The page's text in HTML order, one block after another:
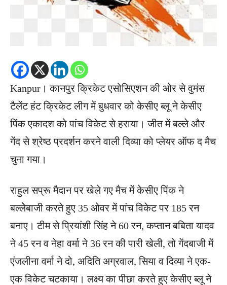
Kanpur। कानपुर क्रिकेट एसोसिएशन की ओर से वुमंस
टैलेंट हंट क्रिकेट लीग में बुधवार को केसीए ब्लू ने केसीए
पिंक एकादश को पांच विकेट से हराया। जीत में बल्ले और
गेंद से श्रेष्ठ प्रदर्शन करने वाली दिव्या को प्लेयर ऑफ द मैच
चुना गया।
राहुल सप्रू मैदान पर खेले गए मैच में केसीए पिंक ने
बल्लेेबाजी करते हुए 35 ओवर में पांच विकेट पर 185 रन
बनाए। टीम से प्रियांशी सिंह ने 60 रन, कप्तान बबिता यादव
ने 45 रन व नेहा वर्मा ने 36 रन की पारी खेली, तो गेंदबाजी में
एंजलीना वर्मा ने दो, ​अदिति अग्रवाल, सिया व दिव्या ने एक-
एक विकेट चटकाया। लक्ष्य का पीछा करते हुए केसीए ब्लू ने